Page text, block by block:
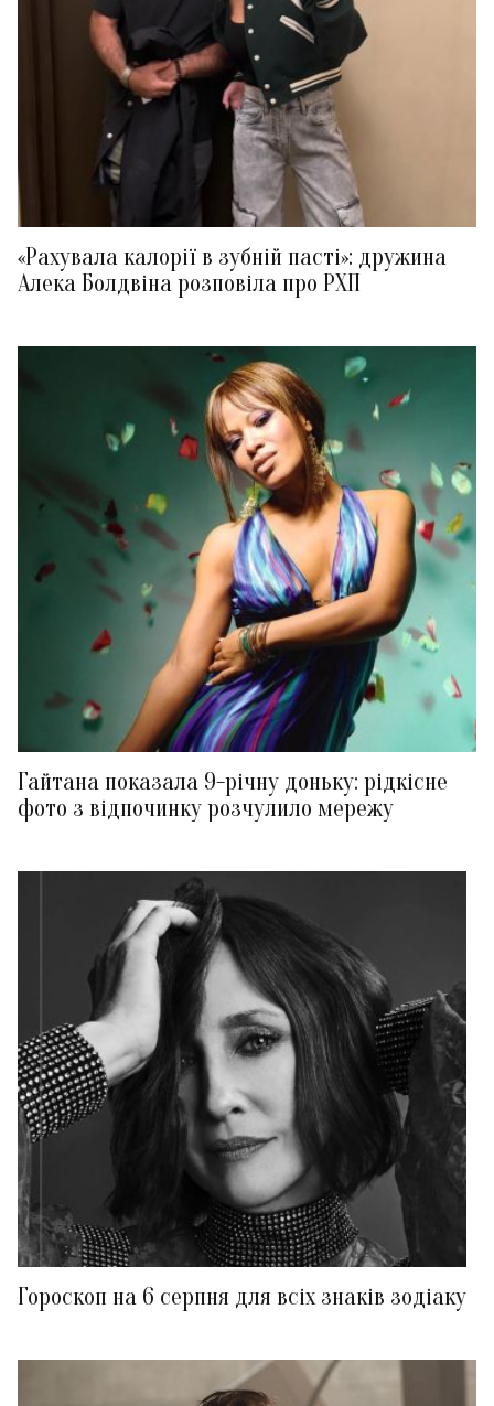
«Рахувала калорії в зубній пасті»: дружина
Алека Болдвіна розповіла про РХП
Гайтана показала 9-річну доньку: рідкісне
фото з відпочинку розчулило мережу
Гороскоп на 6 серпня для всіх знаків зодіаку